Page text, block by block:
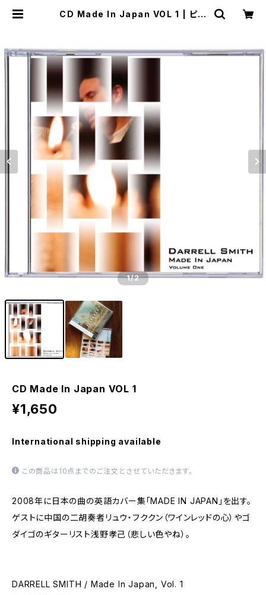
CD Made In Japan VOL 1 | ピア
1/2
CD Made In Japan VOL 1
¥1,650
International shipping available
この商品は10点までのご注文とさせていただきます。
2008年に日本の曲の英語カバー集「MADE IN JAPAN」を出す。
ゲストに中国の二胡奏者リュウ・フククン（ワインレッドの心）やゴ
ダイゴのギターリスト浅野孝己（悲しい色やね）。
DARRELL SMITH / Made In Japan, Vol. 1